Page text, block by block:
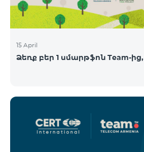
15 April
Ձեռք բեր 1 սմարթֆոն Team-